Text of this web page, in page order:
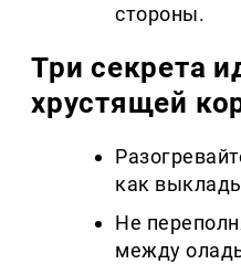
стороны.
Три секрета
хрустящей
как
Не
между